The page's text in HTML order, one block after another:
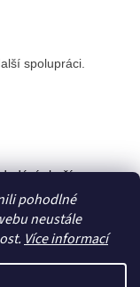
pohodlné
neustále
Více informací